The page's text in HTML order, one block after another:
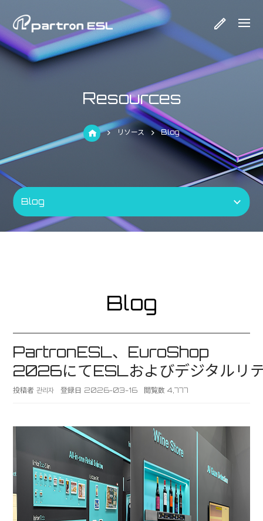
Resources
リソース Blog
Blog
Blog
PartronESL、EuroShop
2026にてESLおよびデジタルリ
投稿者 관리자 登録日 2026-03-16 閲覧数 4,777